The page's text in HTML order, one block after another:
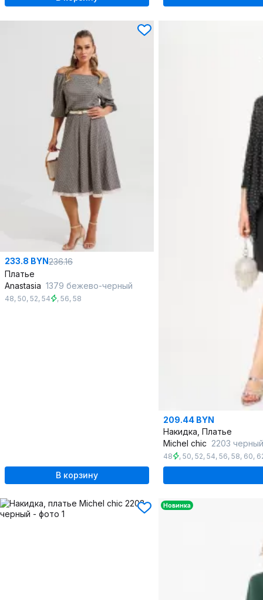
233.8 BYN236.16
Платье
Anastasia 1379 бежево-черный
48, 50, 52, 54 , 56, 58
В корзину
209.44 BYN
Накидка, Платье
Michel chic 2203
48 , 50, 52, 54, 56, 58, 60,
Новинка